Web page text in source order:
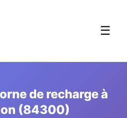
☰
de recharge à
(84300)